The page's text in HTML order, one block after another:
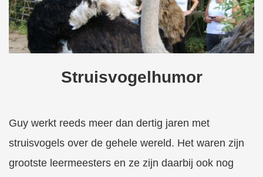
Struisvogelhumor
Guy werkt reeds meer dan dertig jaren met
struisvogels over de gehele wereld. Het waren zijn
grootste leermeesters en ze zijn daarbij ook nog